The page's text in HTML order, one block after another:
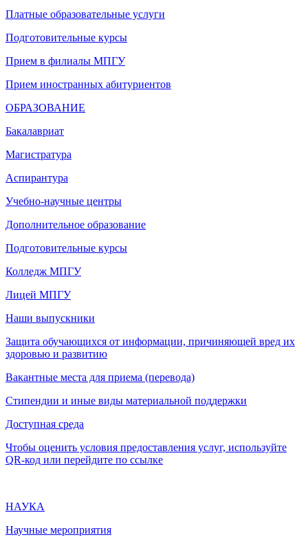
Платные образовательные услуги
Подготовительные курсы
Прием в филиалы МПГУ
Прием иностранных абитуриентов
ОБРАЗОВАНИЕ
Бакалавриат
Магистратура
Аспирантура
Учебно-научные центры
Дополнительное образование
Подготовительные курсы
Колледж МПГУ
Лицей МПГУ
Наши выпускники
Защита обучающихся от информации, причиняющей вред их
здоровью и развитию
Вакантные места для приема (перевода)
Стипендии и иные виды материальной поддержки
Доступная среда
Чтобы оценить условия предоставления услуг, используйте
QR-код или перейдите по ссылке
НАУКА
Научные мероприятия